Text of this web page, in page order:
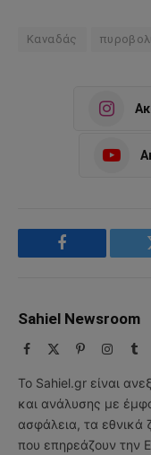
Καναδάς
Facebook
Sahiel Newsroom
Facebook Pinterest
Το Sahiel.gr είναι
και ανάλυσης με
ασφάλεια, τα εθνικά
που επηρεάζουν την